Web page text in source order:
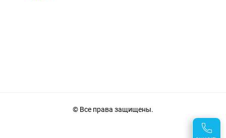
© Все права защищены.